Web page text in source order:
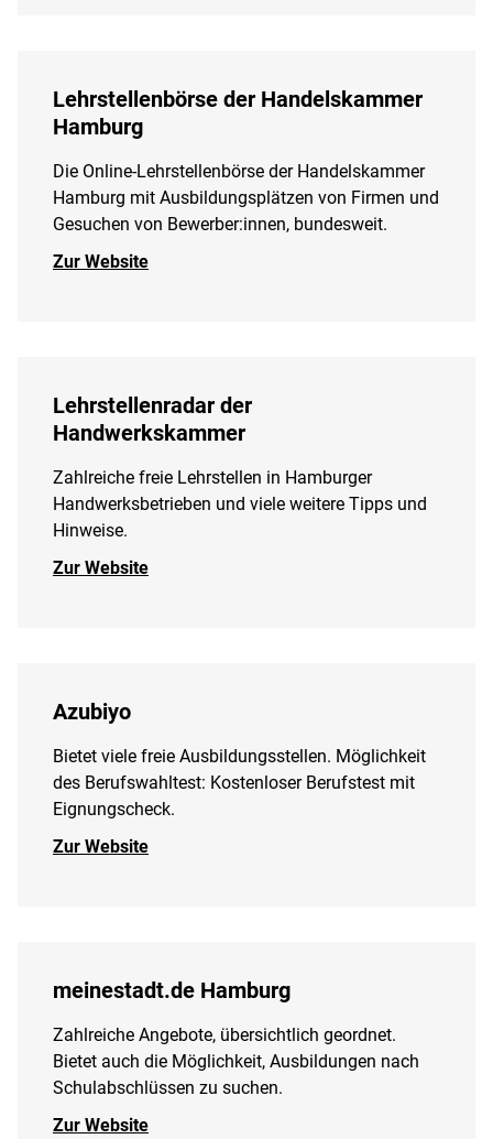
Lehrstellenbörse der Handelskammer
Hamburg
Die Online-Lehrstellenbörse der Handelskammer
Hamburg mit Ausbildungsplätzen von Firmen und
Gesuchen von Bewerber:innen, bundesweit.
Zur Website
Lehrstellenradar der
Handwerkskammer
Zahlreiche freie Lehrstellen in Hamburger
Handwerksbetrieben und viele weitere Tipps und
Hinweise.
Zur Website
Azubiyo
Bietet viele freie Ausbildungsstellen. Möglichkeit
des Berufswahltest: Kostenloser Berufstest mit
Eignungscheck.
Zur Website
meinestadt.de Hamburg
Zahlreiche Angebote, übersichtlich geordnet.
Bietet auch die Möglichkeit, Ausbildungen nach
Schulabschlüssen zu suchen.
Zur Website